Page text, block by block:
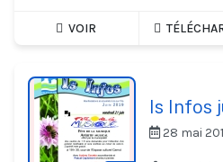
VOIR
Is Infos
28 mai